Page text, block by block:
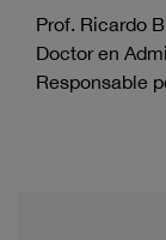
Prof. Ricardo
Doctor en
Responsable